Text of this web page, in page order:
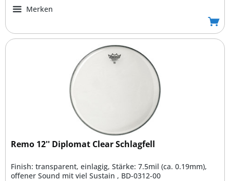
Merken
Remo 12'' Diplomat Clear Schlagfell
Finish: transparent, einlagig, Stärke: 7.5mil (ca. 0.19mm),
offener Sound mit viel Sustain , BD-0312-00